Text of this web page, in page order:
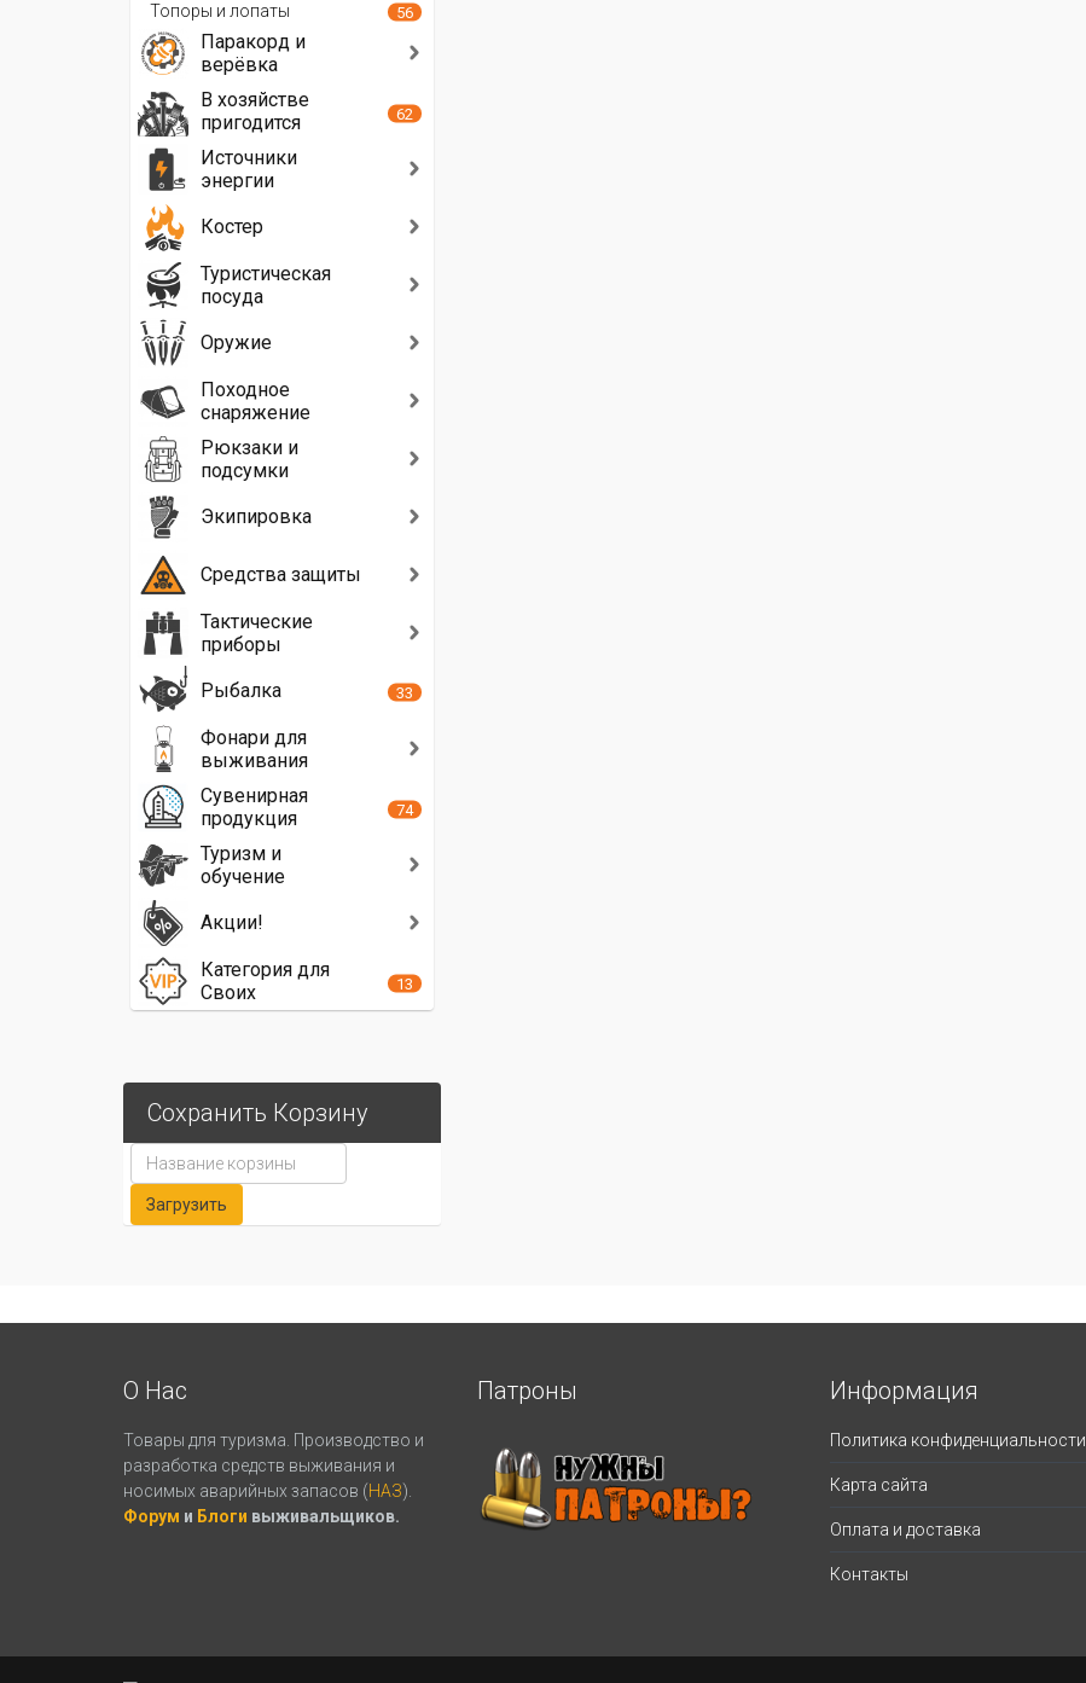
Топоры и лопаты 56
Паракорд и
верёвка
В хозяйстве
пригодится
62
Источники
энергии
Костер
Туристическая
посуда
Оружие
Походное
снаряжение
Рюкзаки и
подсумки
Экипировка
Средства защиты
Тактические
приборы
Рыбалка
33
Фонари для
выживания
Сувенирная
продукция
74
Туризм и
обучение
Акции!
Категория для
Своих
13
Сохранить Корзину
О Нас
Товары для туризма. Производство и
разработка средств выживания и
носимых аварийных запасов (НАЗ).
Форум и Блоги выживальщиков.
Патроны Информация
Политика конфиденциальности
Карта сайта
Оплата и доставка
Контакты